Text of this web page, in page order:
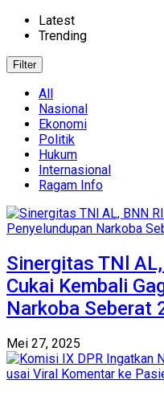
Latest
Trending
Filter
All
Nasional
Ekonomi
Politik
Hukum
Internasional
Ragam Info
Sinergitas TNl
Cukai Kembali
Narkoba Seberat
Mei 27, 2025